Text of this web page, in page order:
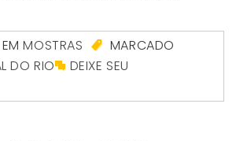
EMMOSTRAS
MARCADO
DO RIO
DEIXE SEU